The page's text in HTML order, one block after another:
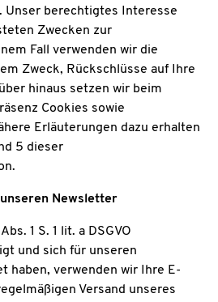
Unser berechtigtes Interesse
Zwecken zur
Fall verwenden wir die
Zweck, Rückschlüsse auf Ihre
hinaus setzen wir beim
Cookies sowie
Erläuterungen dazu erhalten
5 dieser
Newsletter
1 S. 1 lit. a DSGVO
und sich für unseren
haben, verwenden wir Ihre E-
Versand unseres